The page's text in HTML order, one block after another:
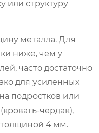
или структуру
металла. Для
ниже, чем у
часто достаточно
для усиленных
подростков или
чердак),
толщиной 4 мм.